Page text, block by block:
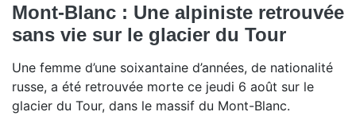
Mont-Blanc : Une alpiniste retrouvée
sans vie sur le glacier du Tour
Une femme d’une soixantaine d’années, de nationalité
russe, a été retrouvée morte ce jeudi 6 août sur le
glacier du Tour, dans le massif du Mont-Blanc.